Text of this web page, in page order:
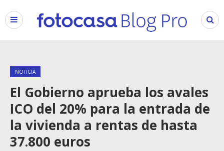
NOTICIA
El Gobierno aprueba los avales
ICO del 20% para la entrada de
la vivienda a rentas de hasta
37.800 euros